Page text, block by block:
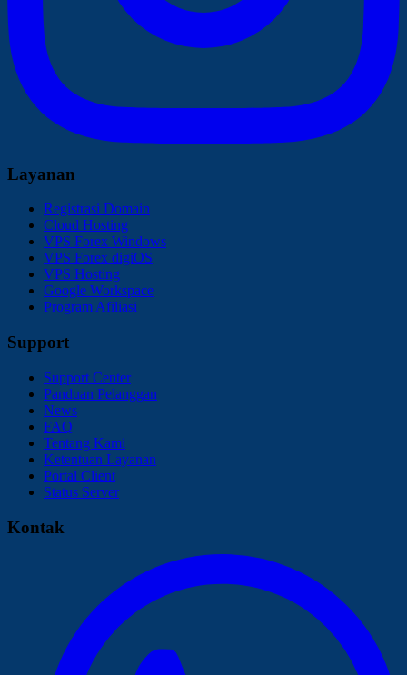
Layanan
Registrasi Domain
Cloud Hosting
VPS Forex Windows
VPS Forex digiOS
VPS Hosting
Google Workspace
Program Afiliasi
Support
Support Center
Panduan Pelanggan
News
FAQ
Tentang Kami
Ketentuan Layanan
Portal Client
Status Server
Kontak